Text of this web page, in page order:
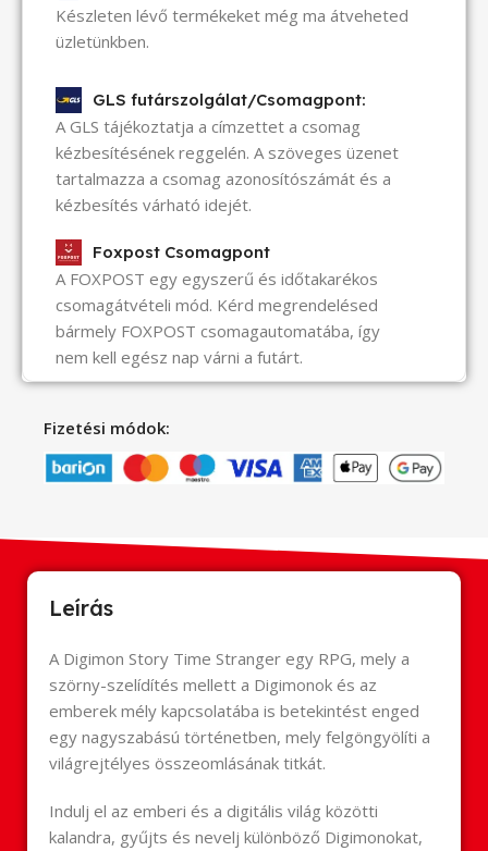
Készleten lévő termékeket még ma átveheted
üzletünkben.
GLS futárszolgálat/Csomagpont:
A GLS tájékoztatja a címzettet a csomag
kézbesítésének reggelén. A szöveges üzenet
tartalmazza a csomag azonosítószámát és a
kézbesítés várható idejét.
Foxpost Csomagpont
A FOXPOST egy egyszerű és időtakarékos
csomagátvételi mód. Kérd megrendelésed
bármely FOXPOST csomagautomatába, így
nem kell egész nap várni a futárt.
Fizetési módok:
Leírás
A Digimon Story Time Stranger egy RPG, mely a
szörny-szelídítés mellett a Digimonok és az
emberek mély kapcsolatába is betekintést enged
egy nagyszabású történetben, mely felgöngyölíti a
világrejtélyes összeomlásának titkát.
Indulj el az emberi és a digitális világ közötti
kalandra, gyűjts és nevelj különböző Digimonokat,